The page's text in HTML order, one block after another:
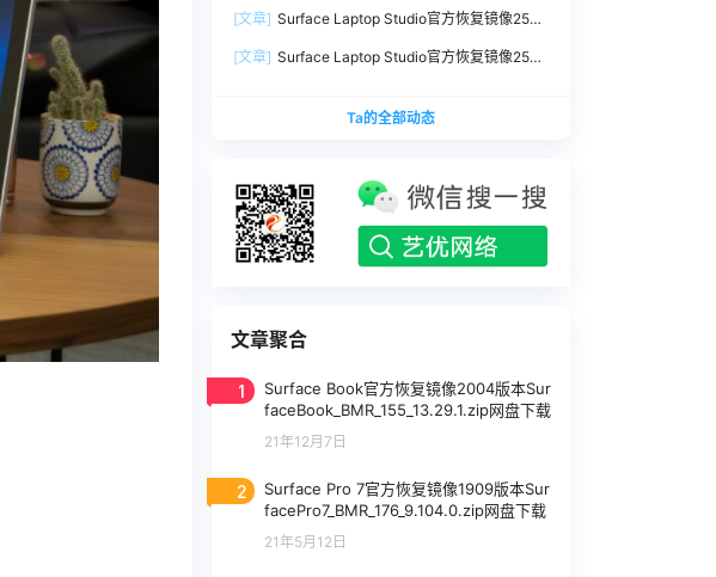
98505.zip网盘下载
7.zip网盘下载
[文章] Surface Laptop Studio官方恢复镜像25H2
SurfaceLaptopStudio_BMR_42032_2026.402.1
[文章] Surface Laptop Studio官方恢复镜像25H2
SurfaceLaptopStudio_BMR_12010_2026.402.11
740375.zip网盘下载
Ta的全部动态
文章聚合
1
Surface Book官方恢复镜像2004版本Sur
faceBook_BMR_155_13.29.1.zip网盘下载
21年12月7日
2
Surface Pro 7官方恢复镜像1909版本Sur
facePro7_BMR_176_9.104.0.zip网盘下载
21年5月12日